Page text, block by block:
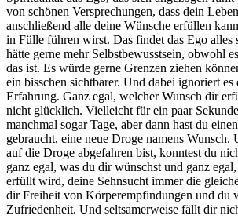
von schönen Versprechungen, dass dein
anschließend alle deine Wünsche erfüllen
in Fülle führen wirst. Das findet das Ego alles
hätte gerne mehr Selbstbewusstsein, obwohl
das ist. Es würde gerne Grenzen ziehen
ein bisschen sichtbarer. Und dabei ignoriert es
Erfahrung. Ganz egal, welcher Wunsch dir
nicht glücklich. Vielleicht für ein paar
manchmal sogar Tage, aber dann hast du
gebraucht, eine neue Droge namens Wunsch.
auf die Droge abgefahren bist, konntest du
ganz egal, was du dir wünschst und ganz
erfüllt wird, deine Sehnsucht immer die
dir Freiheit von Körperempfindungen und du
Zufriedenheit. Und seltsamerweise fällt dir